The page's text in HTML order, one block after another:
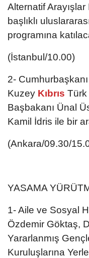
Alternatif
başlıklı
programına
(İstanbul/10.00)
2- Cumhurbaşkanı
Kuzey Kıbrıs Türk
Başbakanı Ünal
Kamil İdris ile bir
(Ankara/09.30/
YASAMA
1- Aile ve Sosyal
Özdemir Göktaş,
Yararlanmış
Kuruluşlarına